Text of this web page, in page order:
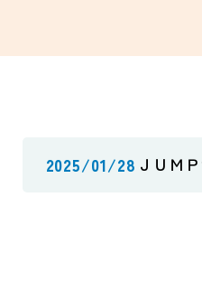
2025/01/28 ＪＵＭ